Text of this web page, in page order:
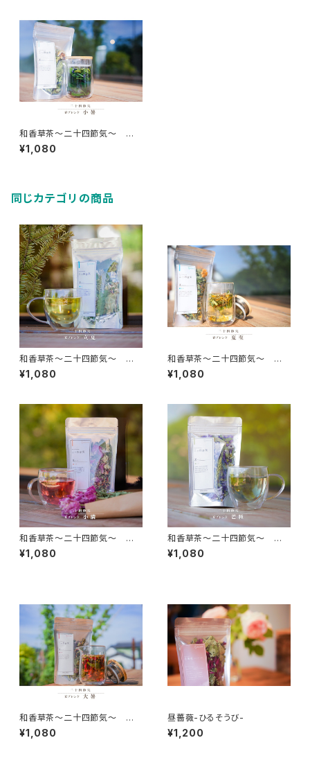
和香草茶～二十四節気～ 小
暑
¥1,080
同じカテゴリの商品
和香草茶～二十四節気～ 立
夏
¥1,080
和香草茶～二十四節気～ 夏
至
¥1,080
和香草茶～二十四節気～ 小
満
¥1,080
和香草茶～二十四節気～ 芒
種
¥1,080
和香草茶～二十四節気～ 大
暑
¥1,080
昼薔薇-ひるそうび-
¥1,200